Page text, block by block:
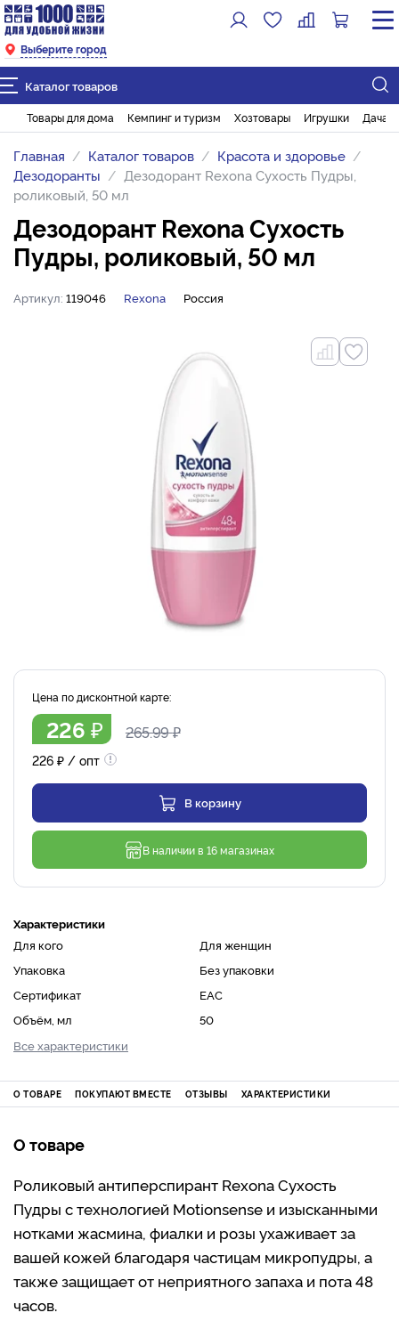
Выберите город
Каталог товаров
Товары для дома Кемпинг и туризм Хозтовары Игрушки Дача
Главная Каталог товаров
Красота и здоровье
Дезодоранты
Дезодорант Rexona Сухость Пудры,
роликовый, 50 мл
Дезодорант Rexona Сухость
Пудры, роликовый, 50 мл
Артикул: 119046 Rexona Россия
Цена по дисконтной карте:
226 ₽ 265.99₽
226 ₽ / опт
В корзину
В наличии в 16 магазинах
Характеристики
Для кого
Для женщин
Упаковка
Без упаковки
Сертификат
ЕАС
Объём, мл
50
Все характеристики
О ТОВАРЕ ПОКУПАЮТ ВМЕСТЕ ОТЗЫВЫ ХАРАКТЕРИСТИКИ
О товаре
Роликовый антиперспирант Rexona Сухость
Пудры с технологией Motionsense и изысканными
нотками жасмина, фиалки и розы ухаживает за
вашей кожей благодаря частицам микропудры, а
также защищает от неприятного запаха и пота 48
часов.